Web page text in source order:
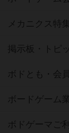
メカニクス特集
掲示板・トピ
ボドとも・会
ボードゲーム
ボドゲーマご